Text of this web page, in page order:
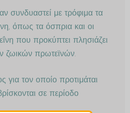
συνδυαστεί με τρόφιμα τα
όπως τα όσπρια και οι
που προκύπτει πλησιάζει
ζωικών πρωτεϊνών.
για τον οποίο προτιμάται
σε περίοδο